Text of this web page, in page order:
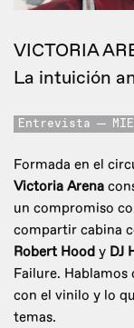
VICTORIA
La intuición
Entrevista
Formada en el
Victoria Arena
un compromiso
compartir cabina
Robert Hood y DJ
Failure.
con el vinilo y lo
temas.